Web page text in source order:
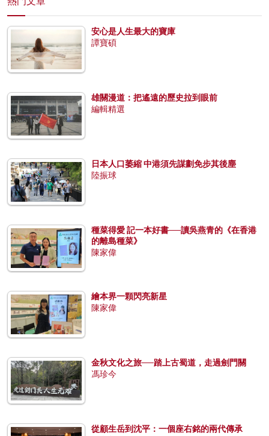
安心是人生最大的寶庫
譚寶碩
雄關漫道：把遙遠的歷史拉到眼前
編輯精選
日本人口萎縮 中港須先謀劃免步其後塵
陸振球
種菜得愛 記一本好書──讀吳燕青的《在香港
的離島種菜》
陳家偉
繪本界一顆閃亮新星
陳家偉
金秋文化之旅──踏上古蜀道，走過劍門關
馮珍今
從顧生岳到沈平：一個座右銘的兩代傳承